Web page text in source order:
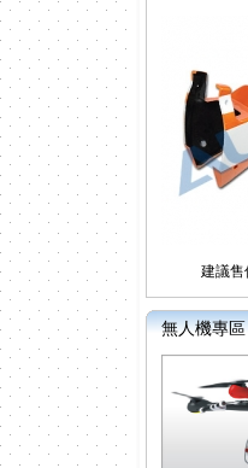
建議售
無人機專區